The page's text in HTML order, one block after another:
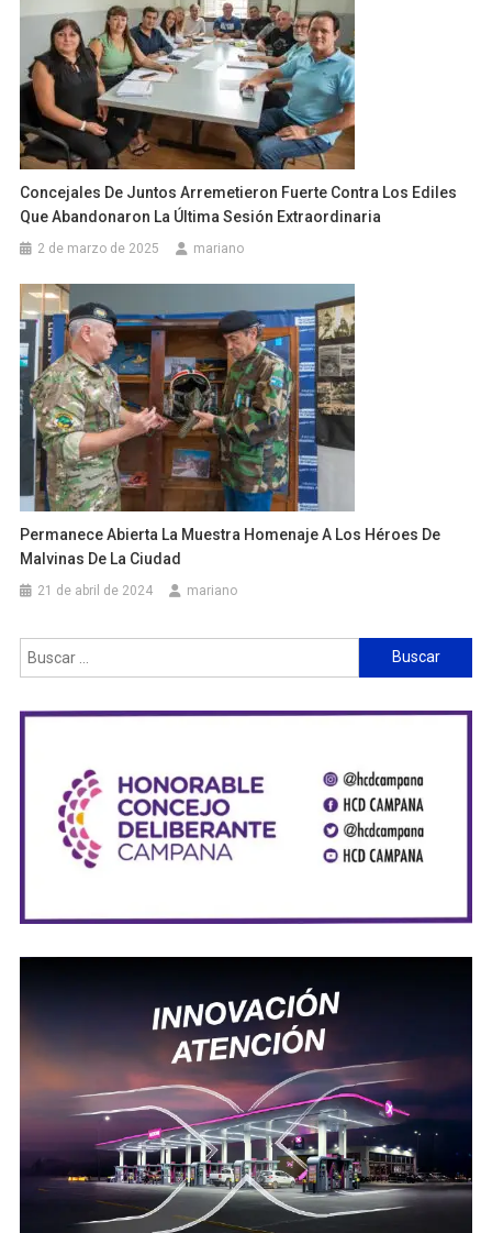
Concejales De Juntos Arremetieron Fuerte Contra Los Ediles
Que Abandonaron La Última Sesión Extraordinaria
2 de marzo de 2025 mariano
Permanece Abierta La Muestra Homenaje A Los Héroes De
Malvinas De La Ciudad
21 de abril de 2024 mariano
Buscar: